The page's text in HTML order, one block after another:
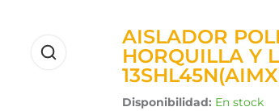
AISLADOR
HORQUILLA Y
Disponibilidad: En stock